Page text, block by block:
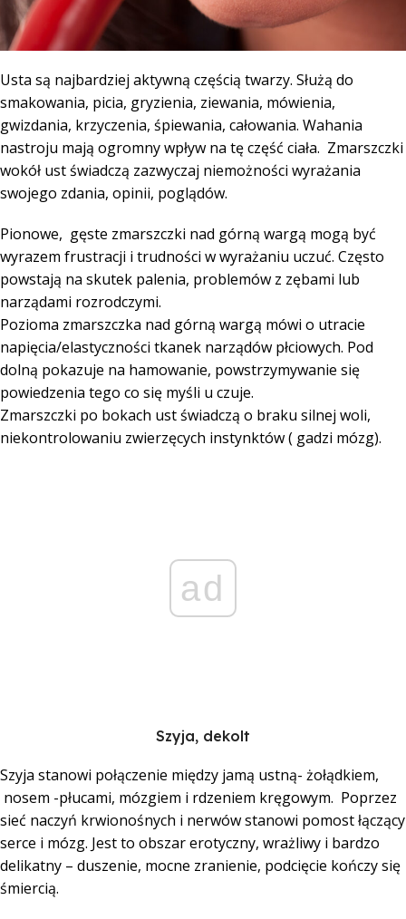
Usta są najbardziej aktywną częścią twarzy. Służą do
smakowania, picia, gryzienia, ziewania, mówienia,
gwizdania, krzyczenia, śpiewania, całowania. Wahania
nastroju mają ogromny wpływ na tę część ciała. Zmarszczki
wokół ust świadczą zazwyczaj niemożności wyrażania
swojego zdania, opinii, poglądów.
Pionowe, gęste zmarszczki nad górną wargą mogą być
wyrazem frustracji i trudności w wyrażaniu uczuć. Często
powstają na skutek palenia, problemów z zębami lub
narządami rozrodczymi.
Pozioma zmarszczka nad górną wargą mówi o utracie
napięcia/elastyczności tkanek narządów płciowych. Pod
dolną pokazuje na hamowanie, powstrzymywanie się
powiedzenia tego co się myśli u czuje.
Zmarszczki po bokach ust świadczą o braku silnej woli,
niekontrolowaniu zwierzęcych instynktów ( gadzi mózg).
ad
Szyja, dekolt
Szyja stanowi połączenie między jamą ustną- żołądkiem,
nosem -płucami, mózgiem i rdzeniem kręgowym. Poprzez
sieć naczyń krwionośnych i nerwów stanowi pomost łączący
serce i mózg. Jest to obszar erotyczny, wrażliwy i bardzo
delikatny – duszenie, mocne zranienie, podcięcie kończy się
śmiercią.